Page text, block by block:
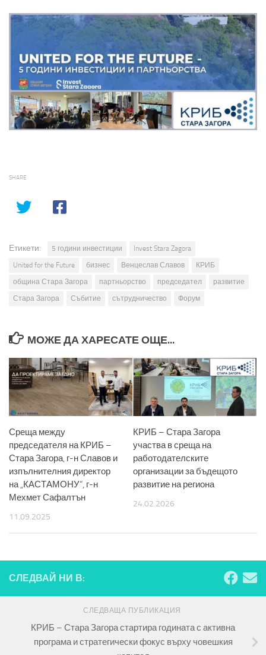
SHARE
Етикети: 5 години инвестиции
Invest Stara Zagora
United for the Future
бизнес Венцеслав Славов
КРИБ
община Стара Загора
партньорство председател
развитие
Стара Загора
Събитие сътрудничество Форум
МОЖЕ ДА ХАРЕСАТЕ ОЩЕ...
Среща между
председателя на КРИБ –
Стара Загора, г-н Славов и
изпълнителния директор
на „КАСТАМОНУ“, г-н
Мехмет Сафалтън
11.09.2025
КРИБ – Стара Загора
участва в среща на
работодателските
организации за бъдещото
развитие на региона
24.02.2026
СЛЕДВАЙ НИ В:
СЛЕДВАЩА ПУБЛИКАЦИЯ
КРИБ – Стара Загора стартира годината с активна
програма и стратегически фокус върху човешкия